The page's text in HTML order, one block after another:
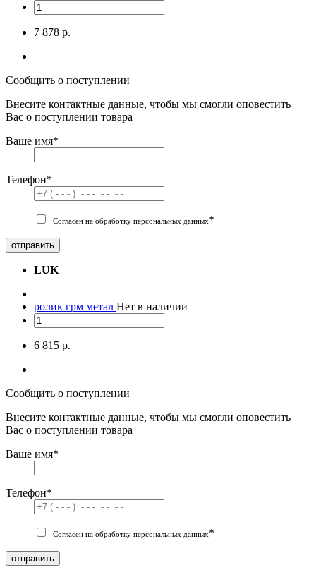
7 878 р.
Сообщить о поступлении
Внесите контактные данные, чтобы мы смогли оповестить
Вас о поступлении товара
Ваше имя*
Телефон*
Согласен на обработку персональных данных*
отправить
LUK
ролик грм метал Нет в наличии
6 815 р.
Сообщить о поступлении
Внесите контактные данные, чтобы мы смогли оповестить
Вас о поступлении товара
Ваше имя*
Телефон*
Согласен на обработку персональных данных*
отправить